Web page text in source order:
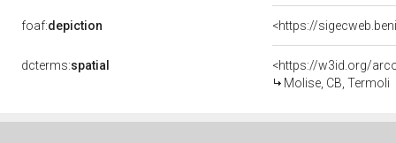
foaf:depiction <https://
dcterms:spatial
<https://w3id.org/
Molise, CB, Termoli